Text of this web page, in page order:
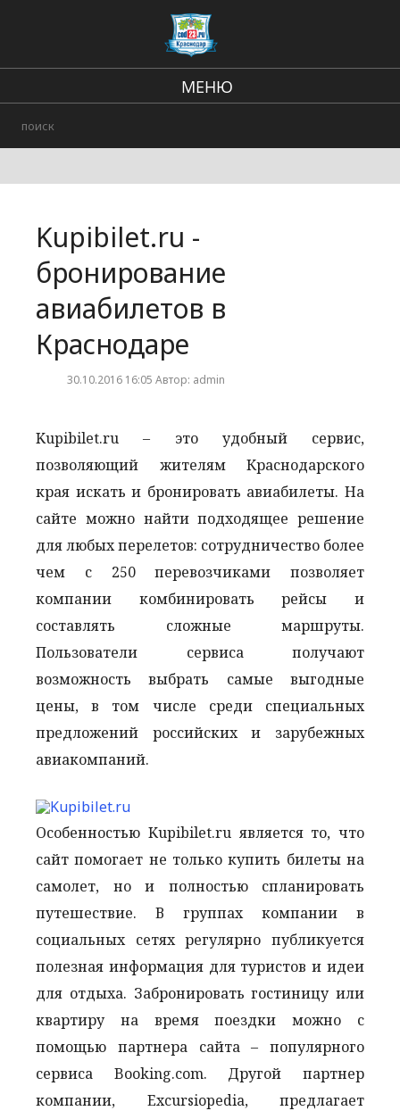
МЕНЮ
Городские события
Kupibilet.ru -
бронирование
авиабилетов в
Краснодаре
30.10.2016 16:05 Автор: admin
Kupibilet.ru – это удобный сервис,
позволяющий жителям Краснодарского
края искать и бронировать авиабилеты. На
сайте можно найти подходящее решение
для любых перелетов: сотрудничество более
чем с 250 перевозчиками позволяет
компании комбинировать рейсы и
составлять сложные маршруты.
Пользователи сервиса получают
возможность выбрать самые выгодные
цены, в том числе среди специальных
предложений российских и зарубежных
авиакомпаний.
Особенностью Kupibilet.ru является то, что
сайт помогает не только купить билеты на
самолет, но и полностью спланировать
путешествие. В группах компании в
социальных сетях регулярно публикуется
полезная информация для туристов и идеи
для отдыха. Забронировать гостиницу или
квартиру на время поездки можно с
помощью партнера сайта – популярного
сервиса Booking.com. Другой партнер
компании, Excursiopedia, предлагает